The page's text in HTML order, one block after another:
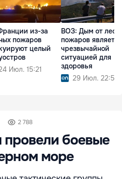
из-за
пожаров
целый
Июл. 15:21
ВОЗ: Дым от
пожаров является
чрезвычайной
ситуацией для
здоровья
29 Июл. 22:52
2 788
боевые
море